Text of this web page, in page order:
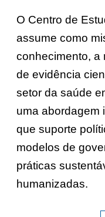
O Centro de
assume como
conhecimento, a
de evidência
setor da saúde
uma abordagem
que suporte
modelos de
práticas
humanizadas.